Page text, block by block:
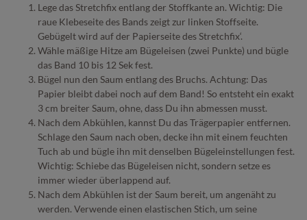
Lege das Stretchfix entlang der Stoffkante an. Wichtig: Die
raue Klebeseite des Bands zeigt zur linken Stoffseite.
Gebügelt wird auf der Papierseite des Stretchfix‘.
Wähle mäßige Hitze am Bügeleisen (zwei Punkte) und bügle
das Band 10 bis 12 Sek fest.
Bügel nun den Saum entlang des Bruchs. Achtung: Das
Papier bleibt dabei noch auf dem Band! So entsteht ein exakt
3 cm breiter Saum, ohne, dass Du ihn abmessen musst.
Nach dem Abkühlen, kannst Du das Trägerpapier entfernen.
Schlage den Saum nach oben, decke ihn mit einem feuchten
Tuch ab und bügle ihn mit denselben Bügeleinstellungen fest.
Wichtig: Schiebe das Bügeleisen nicht, sondern setze es
immer wieder überlappend auf.
Nach dem Abkühlen ist der Saum bereit, um angenäht zu
werden. Verwende einen elastischen Stich, um seine